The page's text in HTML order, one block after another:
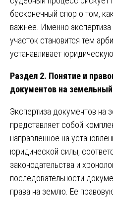
бесконечный спор о том,
важнее. Именно
участок становится тем
устанавливает юридическую
Раздел 2. Понятие и
документов на
Экспертиза документов на
представляет собой
направленное на
юридической силы,
законодательства и
последовательности
права на землю. Ее